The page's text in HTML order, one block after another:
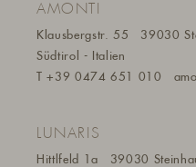
AMONTI
Klausbergstr. 55
39030
Südtirol - Italien
T+39 0474 651 010
LUNARIS
Hittlfeld 1a
39030